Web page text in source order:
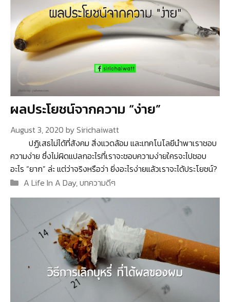
ผลประโยชน์จากความ “ง่าย”
August 3, 2020 bySirichaiwatt
ปฏิเสธไม่ได้ที่สังคม สิ่งแวดล้อม และเทคโนโลยีนำพาเราชอบ
ความง่าย ซึ่งไม่ผิดแปลกอะไรที่เราจะชอบความง่ายใครจะไปชอบ
อะไร “ยาก” ล่ะ แต่ว่าจริงหรือว่า ยิ่งอะไรง่ายแล้วเราจะได้ประโยชน์?
Categories
A Life In A Day,บทความดีๆ